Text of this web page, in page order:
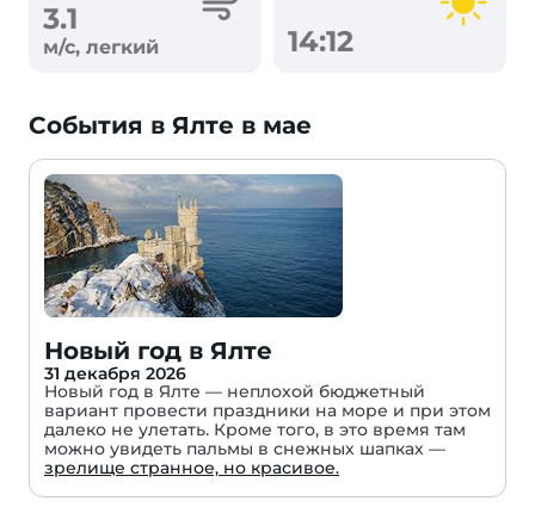
3.1
м/с, легкий 14:12
События в Ялте в мае
Новый год в Ялте
31 декабря 2026
Новый год в Ялте — неплохой бюджетный
вариант провести праздники на море и при этом
далеко не улетать. Кроме того, в это время там
можно увидеть пальмы в снежных шапках —
зрелище странное, но красивое.